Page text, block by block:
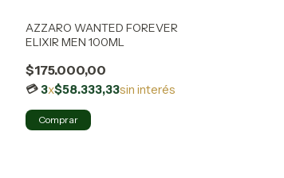
AZZARO WANTED FOREVER
ELIXIR MEN 100ML
$175.000,00
3x$58.333,33sin interés